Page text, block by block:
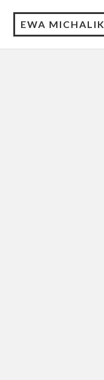
EWA MICHALIK